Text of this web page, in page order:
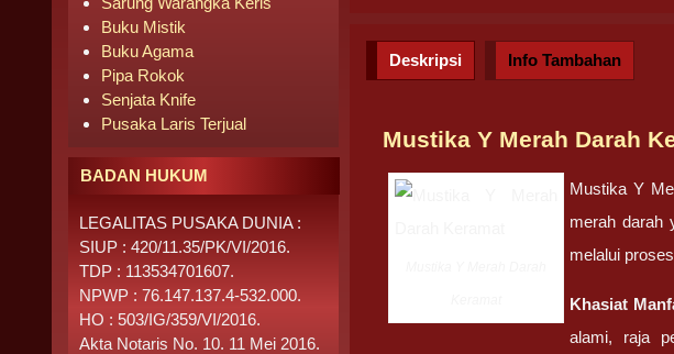
Deskripsi Info Tambahan
Mustika Y Merah Darah
Mustika Y
merah darah
melalui
Khasiat
alami, raja
Buku Mistik
Buku Agama
Pipa Rokok
Senjata Knife
Pusaka Laris Terjual
BADAN HUKUM
LEGALITAS PUSAKA DUNIA :
SIUP : 420/11.35/PK/VI/2016.
TDP : 113534701607.
NPWP : 76.147.137.4-532.000.
HO : 503/IG/359/VI/2016.
Akta Notaris No. 10. 11 Mei 2016.